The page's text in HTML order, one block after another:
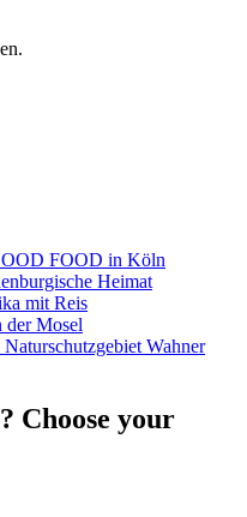
FOOD in Köln
Heimat
mit Reis
der Mosel
Wahner
Choose your